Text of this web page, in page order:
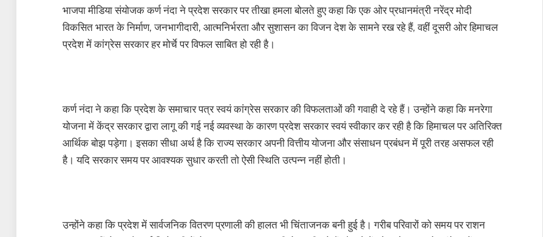
भाजपा मीडिया संयोजक कर्ण नंदा ने प्रदेश सरकार पर तीखा हमला बोलते हुए कहा कि एक ओर प्रधानमंत्री नरेंद्र मोदी
विकसित भारत के निर्माण, जनभागीदारी, आत्मनिर्भरता और सुशासन का विजन देश के सामने रख रहे हैं, वहीं दूसरी ओर हिमाचल
प्रदेश में कांग्रेस सरकार हर मोर्चे पर विफल साबित हो रही है।
कर्ण नंदा ने कहा कि प्रदेश के समाचार पत्र स्वयं कांग्रेस सरकार की विफलताओं की गवाही दे रहे हैं। उन्होंने कहा कि मनरेगा
योजना में केंद्र सरकार द्वारा लागू की गई नई व्यवस्था के कारण प्रदेश सरकार स्वयं स्वीकार कर रही है कि हिमाचल पर अतिरिक्त
आर्थिक बोझ पड़ेगा। इसका सीधा अर्थ है कि राज्य सरकार अपनी वित्तीय योजना और संसाधन प्रबंधन में पूरी तरह असफल रही
है। यदि सरकार समय पर आवश्यक सुधार करती तो ऐसी स्थिति उत्पन्न नहीं होती।
उन्होंने कहा कि प्रदेश में सार्वजनिक वितरण प्रणाली की हालत भी चिंताजनक बनी हुई है। गरीब परिवारों को समय पर राशन